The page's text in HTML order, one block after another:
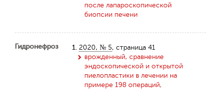
после лапароскопической
биопсии печени
Гидронефроз 1. 2020, № 5, страница 41
врожденный, сравнение
эндоскопической и открытой
пиелопластики в лечении на
примере 198 операций,